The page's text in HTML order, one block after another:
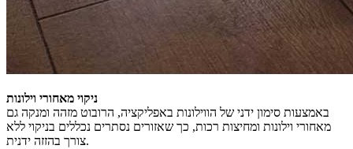
ניקוי מאחורי וילונות
באמצעות סימון ידני של הווילונות באפליקציה, הרובוט מזהה ומנקה גם
מאחורי וילונות ומחיצות רכות, כך שאזורים נסתרים נכללים בניקוי ללא
צורך בהזזה ידנית.